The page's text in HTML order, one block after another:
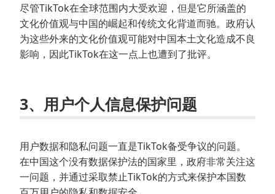
尽管TikTok在全球范围内大受欢迎，但是它所涵盖的
文化价值观与中国的崛起和传统文化背道而驰。政府认
为这些外来的文化价值观可能对中国本土文化造成不良
影响，因此TikTok在这一点上也遭到了批评。
3、用户个人信息保护问题
用户数据和隐私问题一直是TikTok备受争议的问题。
在中国这个没有数据保护法的国家里，政府非常关注这
一问题，并通过采取禁止TikTok的方式来保护本国数